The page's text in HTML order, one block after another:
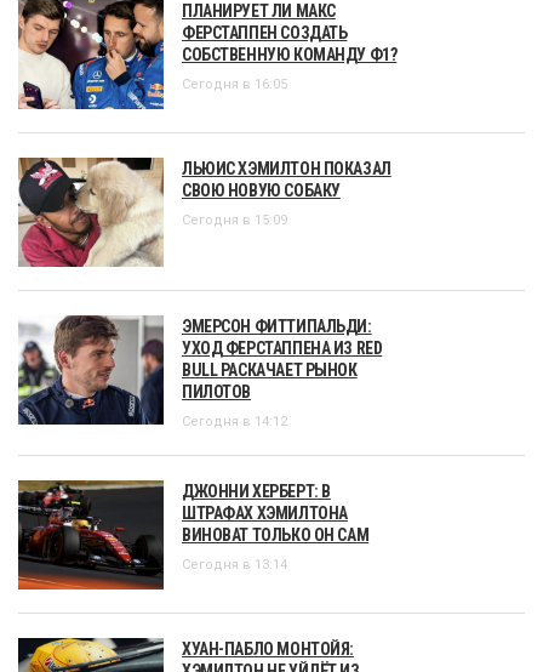
ПЛАНИРУЕТ ЛИ МАКС
ФЕРСТАППЕН СОЗДАТЬ
СОБСТВЕННУЮ КОМАНДУ Ф1?
Сегодня в 16:05
ЛЬЮИС ХЭМИЛТОН ПОКАЗАЛ
СВОЮ НОВУЮ СОБАКУ
Сегодня в 15:09
ЭМЕРСОН ФИТТИПАЛЬДИ:
УХОД ФЕРСТАППЕНА ИЗ RED
BULL РАСКАЧАЕТ РЫНОК
ПИЛОТОВ
Сегодня в 14:12
ДЖОННИ ХЕРБЕРТ: В
ШТРАФАХ ХЭМИЛТОНА
ВИНОВАТ ТОЛЬКО ОН САМ
Сегодня в 13:14
ХУАН-ПАБЛО МОНТОЙЯ: